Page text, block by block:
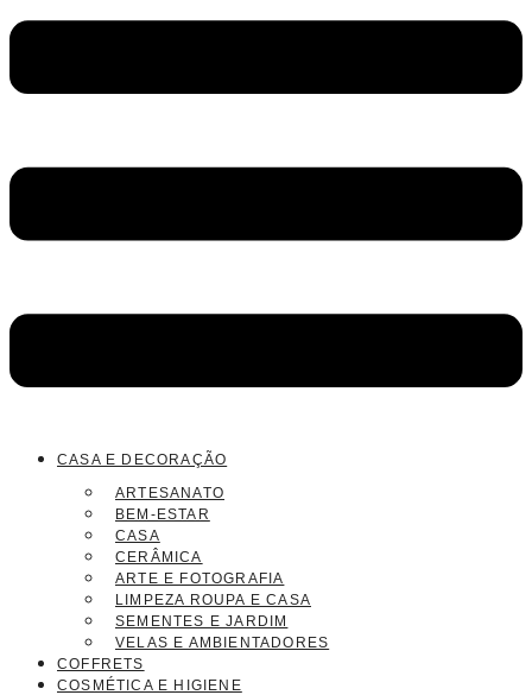
CASA E DECORAÇÃO
ARTESANATO
BEM-ESTAR
CASA
CERÂMICA
ARTE E FOTOGRAFIA
LIMPEZA ROUPA E CASA
SEMENTES E JARDIM
VELAS E AMBIENTADORES
COFFRETS
COSMÉTICA E HIGIENE